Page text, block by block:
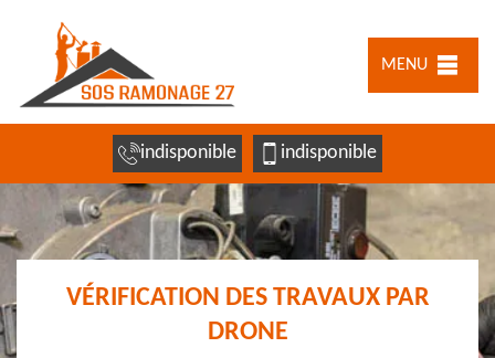
MENU
indisponible indisponible
VÉRIFICATION DES TRAVAUX PAR
DRONE